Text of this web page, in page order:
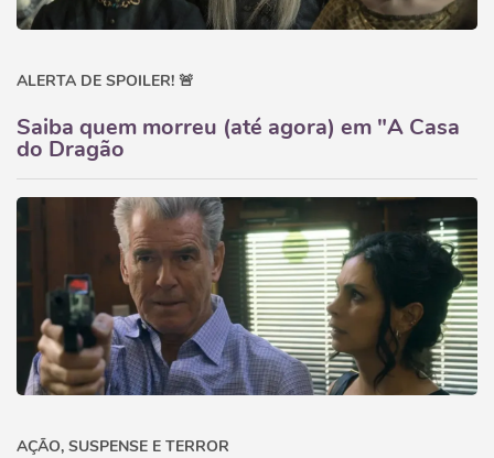
ALERTA DE SPOILER! 🚨
Saiba quem morreu (até agora) em "A Casa
do Dragão
AÇÃO, SUSPENSE E TERROR